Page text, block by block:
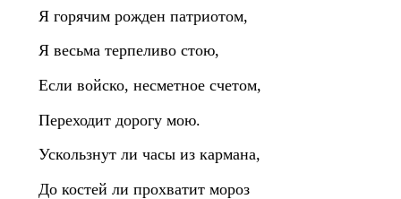
Я горячим рожден патриотом,
Я весьма терпеливо стою,
Если войско, несметное счетом,
Переходит дорогу мою.
Ускользнут ли часы из кармана,
До костей ли прохватит мороз